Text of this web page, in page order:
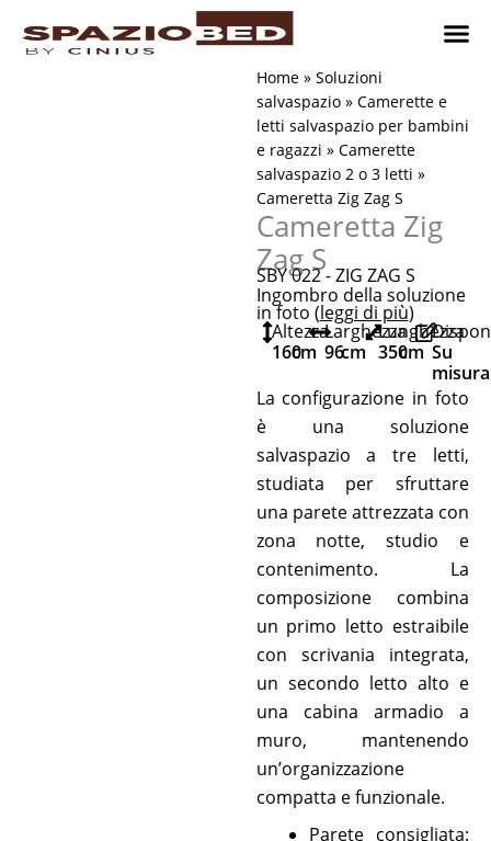
Home» Soluzioni
salvaspazio» Camerette e
letti salvaspazio per bambini
e ragazzi » Camerette
salvaspazio 2 o 3 letti »
Cameretta Zig Zag S
Cameretta Zig
Zag S
SBY 022 - ZIG ZAG S
Ingombro della soluzione
in foto (leggi di più)
Altezza
160cm
Larghezza
96cm
Lunghezza
350cm Su
misura
La configurazione in foto
è una soluzione
salvaspazio a tre letti,
studiata per sfruttare
una parete attrezzata con
zona notte, studio e
contenimento. La
composizione combina
un primo letto estraibile
con scrivania integrata,
un secondo letto alto e
una cabina armadio a
muro, mantenendo
un’organizzazione
compatta e funzionale.
Parete consigliata: